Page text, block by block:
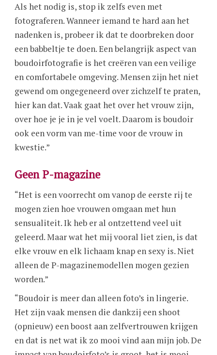
Als het nodig is, stop ik zelfs even met
fotograferen. Wanneer iemand te hard aan het
nadenken is, probeer ik dat te doorbreken door
een babbeltje te doen. Een belangrijk aspect van
boudoirfotografie is het creëren van een veilige
en comfortabele omgeving. Mensen zijn het niet
gewend om ongegeneerd over zichzelf te praten,
hier kan dat. Vaak gaat het over het vrouw zijn,
over hoe je je in je vel voelt. Daarom is boudoir
ook een vorm van me-time voor de vrouw in
kwestie.”
Geen P-magazine
“Het is een voorrecht om vanop de eerste rij te
mogen zien hoe vrouwen omgaan met hun
sensualiteit. Ik heb er al ontzettend veel uit
geleerd. Maar wat het mij vooral liet zien, is dat
elke vrouw en elk lichaam knap en sexy is. Niet
alleen de P-magazinemodellen mogen gezien
worden.”
“Boudoir is meer dan alleen foto’s in lingerie.
Het zijn vaak mensen die dankzij een shoot
(opnieuw) een boost aan zelfvertrouwen krijgen
en dat is net wat ik zo mooi vind aan mijn job. De